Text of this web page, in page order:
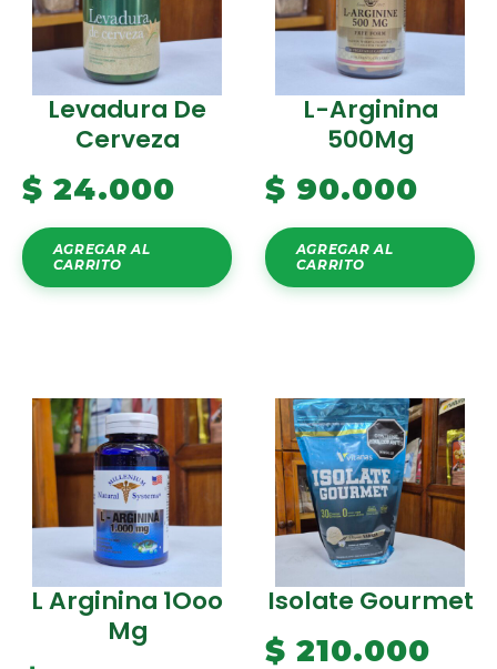
Levadura De
Cerveza
$ 24.000
AGREGAR AL
CARRITO
L-Arginina
500Mg
$ 90.000
AGREGAR AL
CARRITO
L Arginina 1Ooo
Mg
Isolate Gourmet
$ 210.000